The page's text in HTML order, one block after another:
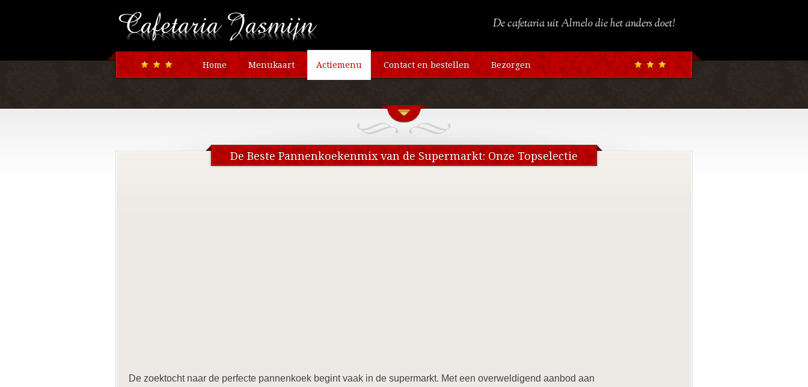
Home Menukaart Actiemenu Contact en bestellen Bezorgen
De cafetaria uit Almelo die het anders doet!
De Beste Pannenkoekenmix van de Supermarkt: Onze Topselectie
De zoektocht naar de perfecte pannenkoek begint vaak in de supermarkt. Met een overweldigend aanbod aan